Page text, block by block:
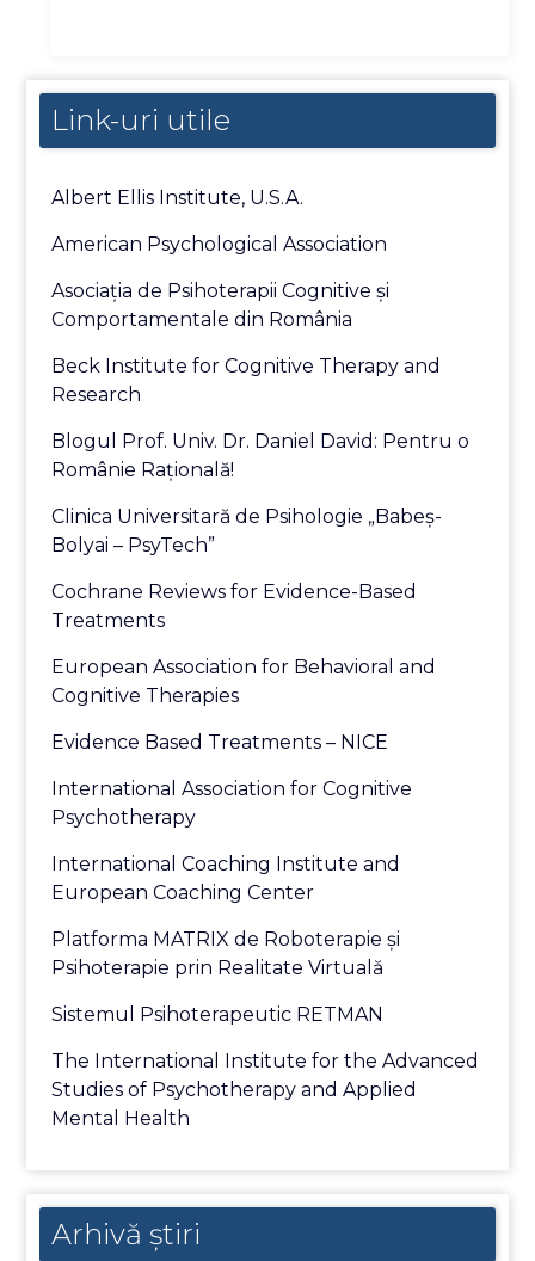
Link-uri utile
Albert Ellis Institute, U.S.A.
American Psychological Association
Asociaţia de Psihoterapii Cognitive şi
Comportamentale din România
Beck Institute for Cognitive Therapy and
Research
Blogul Prof. Univ. Dr. Daniel David: Pentru o
Românie Raţională!
Clinica Universitară de Psihologie „Babeş-
Bolyai – PsyTech”
Cochrane Reviews for Evidence-Based
Treatments
European Association for Behavioral and
Cognitive Therapies
Evidence Based Treatments – NICE
International Association for Cognitive
Psychotherapy
International Coaching Institute and
European Coaching Center
Platforma MATRIX de Roboterapie și
Psihoterapie prin Realitate Virtuală
Sistemul Psihoterapeutic RETMAN
The International Institute for the Advanced
Studies of Psychotherapy and Applied
Mental Health
Arhivă știri
Arhivă
știri